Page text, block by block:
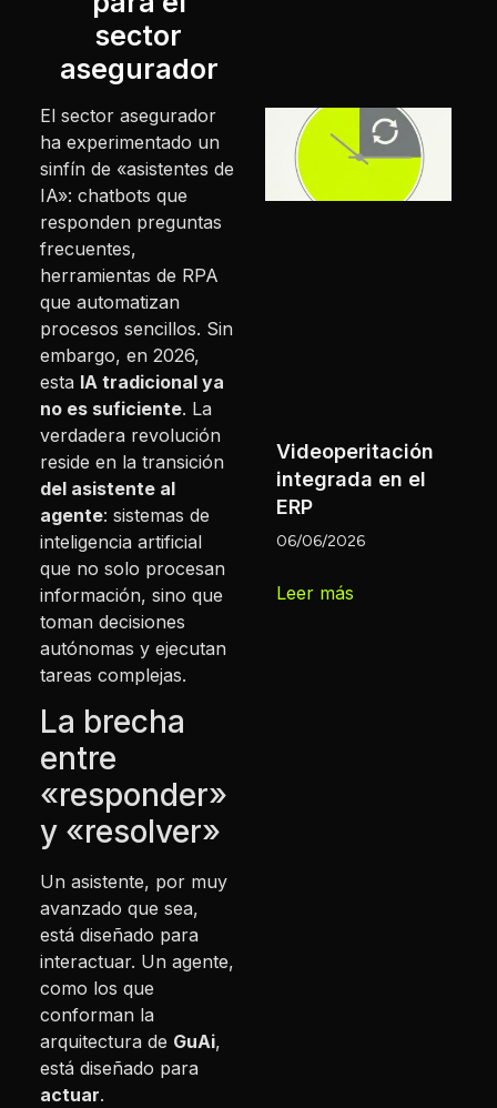
sector
asegurador
El sector asegurador
ha experimentado un
sinfín de «asistentes de
IA»: chatbots que
responden preguntas
frecuentes,
herramientas de RPA
que automatizan
procesos sencillos. Sin
embargo, en 2026,
esta IA tradicional ya
no es suficiente. La
verdadera revolución
reside en la transición
del asistente al
agente: sistemas de
inteligencia artificial
que no solo procesan
información, sino que
toman decisiones
autónomas y ejecutan
tareas complejas.
La brecha
entre
«responder»
y «resolver»
Un asistente, por muy
avanzado que sea,
está diseñado para
interactuar. Un agente,
como los que
conforman la
arquitectura de GuAi,
está diseñado para
actuar.
Videoperitación
integrada en el
ERP
06/06/2026
Leer más